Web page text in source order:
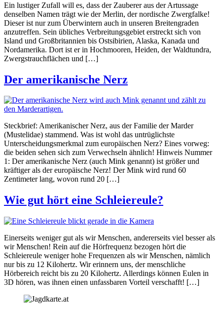
Ein lustiger Zufall will es, dass der Zauberer aus der Artussage
denselben Namen trägt wie der Merlin, der nordische Zwergfalke!
Dieser ist nur zum Überwintern auch in unseren Breitengraden
anzutreffen. Sein übliches Verbreitungsgebiet erstreckt sich von
Island und Großbritannien bis Ostsibirien, Alaska, Kanada und
Nordamerika. Dort ist er in Hochmooren, Heiden, der Waldtundra,
Zwergstrauchflächen und […]
Der amerikanische Nerz
Steckbrief: Amerikanischer Nerz, aus der Familie der Marder
(Mustelidae) stammend. Was ist wohl das untrüglichste
Unterscheidungsmerkmal zum europäischen Nerz? Eines vorweg:
die beiden sehen sich zum Verwechseln ähnlich! Hinweis Nummer
1: Der amerikanische Nerz (auch Mink genannt) ist größer und
kräftiger als der europäische Nerz! Der Mink wird rund 60
Zentimeter lang, wovon rund 20 […]
Wie gut hört eine Schleiereule?
Einerseits weniger gut als wir Menschen, andererseits viel besser als
wir Menschen! Rein auf die Hörfrequenz bezogen hört die
Schleiereule weniger hohe Frequenzen als wir Menschen, nämlich
nur bis zu 12 Kilohertz. Wir erinnern uns, der menschliche
Hörbereich reicht bis zu 20 Kilohertz. Allerdings können Eulen in
3D hören, was ihnen einen unfassbaren Vorteil verschafft! […]